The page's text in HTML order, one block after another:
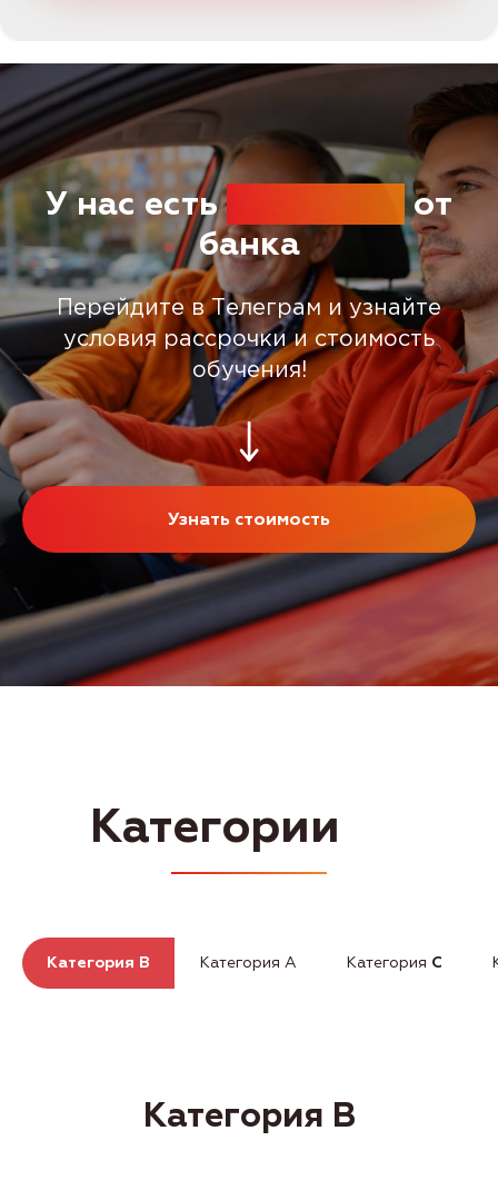
У нас есть
от
банка
Перейдите в Телеграм и узнайте
условия рассрочки и стоимость
обучения!
Узнать стоимость
Категория B Категория А Категория C